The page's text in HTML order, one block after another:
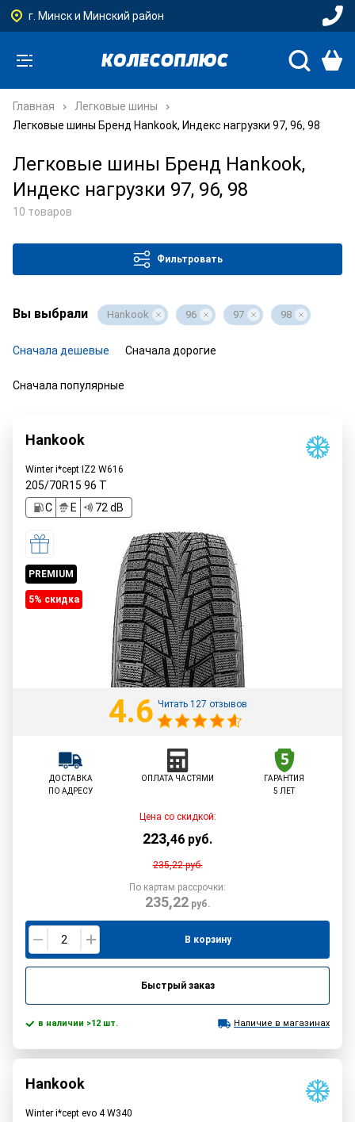
г. Минск и Минский район
Главная
Легковые шины
Легковые шины Бренд Hankook, Индекс нагрузки 97, 96, 98
Легковые шины Бренд Hankook,
Индекс нагрузки 97, 96, 98
10 товаров
Фильтровать
Вы выбрали Hankook 96 97 98
Сначала дешевые Сначала дорогие
Сначала популярные
Hankook
Winter i*cept IZ2 W616
205/70R15 96 T
C
E 72 dB
PREMIUM
5% cкидка
4.6 Читать 127 отзывов
ДОСТАВКА
ПО АДРЕСУ
ОПЛАТА ЧАСТЯМИ
ГАРАНТИЯ
5 ЛЕТ
Цена со скидкой:
223,46 руб.
235,22руб.
По картам рассрочки:
235,22руб.
В корзину
Быстрый заказ
в наличии >12 шт. Наличие в магазинах
Hankook
Winter i*cept evo 4 W340